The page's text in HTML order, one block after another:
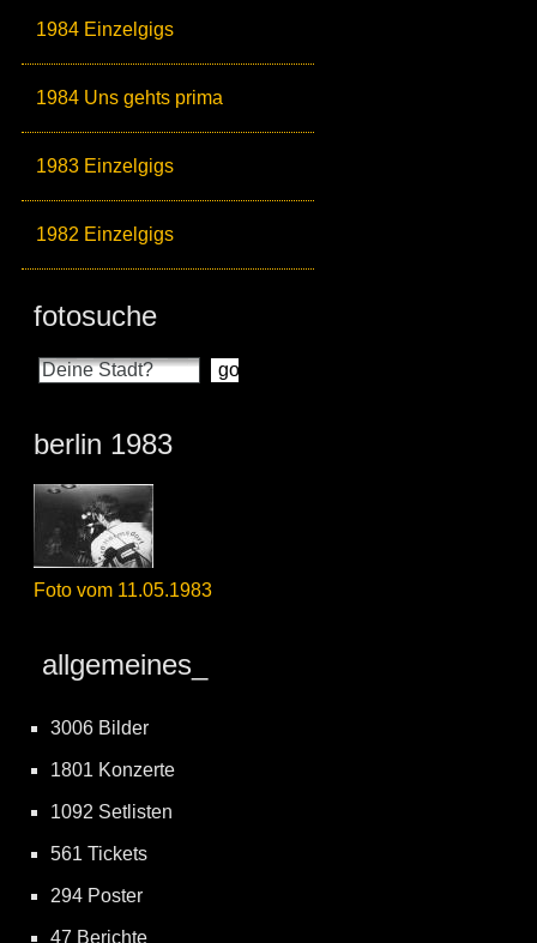
1984 Einzelgigs
1984 Uns gehts prima
1983 Einzelgigs
1982 Einzelgigs
fotosuche
berlin 1983
Foto vom 11.05.1983
allgemeines_
3006 Bilder
1801 Konzerte
1092 Setlisten
561 Tickets
294 Poster
47 Berichte